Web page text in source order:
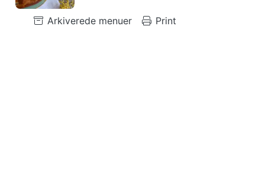
Arkiverede menuer Print